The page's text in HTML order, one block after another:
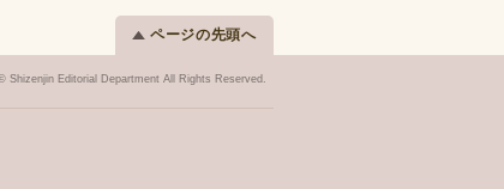
ページの先頭へ
Shizenjin Editorial Department All Rights Reserved.